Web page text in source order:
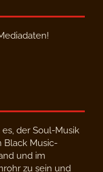
es, der Soul-Musik
Black Music-
und im
zu sein und